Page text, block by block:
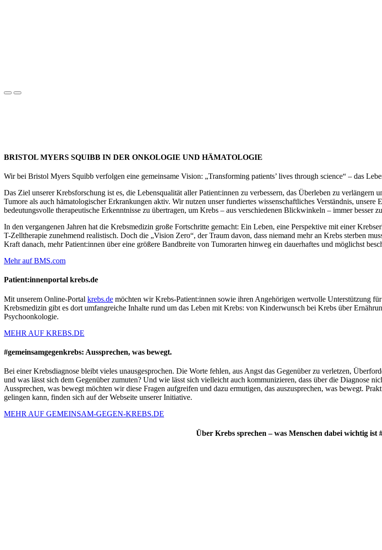
BRISTOL MYERS SQUIBB IN DER ONKOLOGIE UND HÄMATOLOGIE
Wir bei Bristol Myers Squibb verfolgen eine gemeinsame Vision: „Transforming patients’ lives through science“ – das
Das Ziel unserer Krebsforschung ist es, die Lebensqualität aller Patient:innen zu verbessern, das Überleben zu
Tumore als auch hämatologischer Erkrankungen aktiv. Wir nutzen unser fundiertes wissenschaftliches Verständnis,
bedeutungsvolle therapeutische Erkenntnisse zu übertragen, um Krebs – aus verschiedenen Blickwinkeln – immer besser
In den vergangenen Jahren hat die Krebsmedizin große Fortschritte gemacht: Ein Leben, eine Perspektive mit einer
T-Zelltherapie zunehmend realistisch. Doch die „Vision Zero“, der Traum davon, dass niemand mehr an Krebs sterben
Kraft danach, mehr Patient:innen über eine größere Bandbreite von Tumorarten hinweg ein dauerhaftes und möglichst
Mehr auf BMS.com
Patient:innenportal krebs.de
Mit unserem Online-Portal krebs.de möchten wir Krebs-Patient:innen sowie ihren Angehörigen wertvolle Unterstützung
Krebsmedizin gibt es dort umfangreiche Inhalte rund um das Leben mit Krebs: von Kinderwunsch bei Krebs über
Psychoonkologie.
MEHR AUF KREBS.DE
#gemeinsamgegenkrebs: Aussprechen, was bewegt.
Bei einer Krebsdiagnose bleibt vieles unausgesprochen. Die Worte fehlen, aus Angst das Gegenüber zu verletzen,
und was lässt sich dem Gegenüber zumuten? Und wie lässt sich vielleicht auch kommunizieren, dass über die Diagnose
Aussprechen, was bewegt möchten wir diese Fragen aufgreifen und dazu ermutigen, das auszusprechen, was bewegt.
gelingen kann, finden sich auf der Webseite unserer Initiative.
MEHR AUF GEMEINSAM-GEGEN-KREBS.DE
Über Krebs sprechen – was Menschen dabei wichtig ist